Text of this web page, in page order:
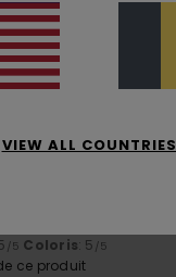
5
/5 Coloris: 5 /5
ce produit
VIEW ALL COUNTRIES